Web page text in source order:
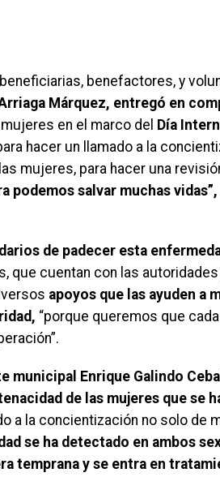
benefactores, y
Márquez, entregó en
en el marco del Día
hacer un llamado a la
mujeres, para hacer una
podemos salvar muchas
de padecer esta
que cuentan con las
apoyos que las ayuden a
“porque queremos que
municipal Enrique Galindo
de las mujeres que se
a la concientización no solo de
se ha detectado en ambos
temprana y se entra en